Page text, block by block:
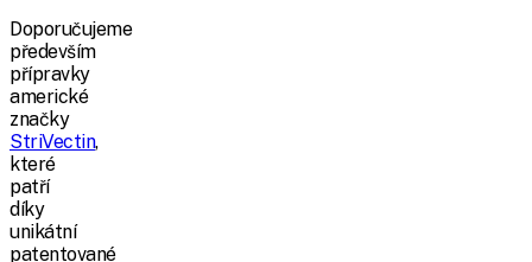
Doporučujeme
především
přípravky
americké
značky
StriVectin,
které
patří
díky
unikátní
patentované